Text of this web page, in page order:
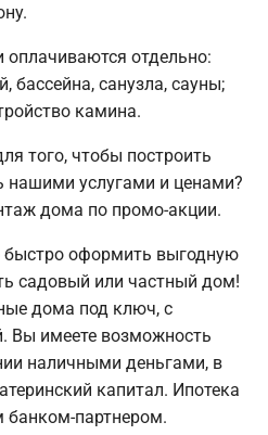
оплачиваются отдельно:
бассейна, санузла, сауны;
камина.
того, чтобы построить
нашими услугами и ценами?
дома по промо-акции.
оформить выгодную
садовый или частный дом!
дома под ключ, с
Вы имеете возможность
наличными деньгами, в
капитал. Ипотека
банком-партнером.